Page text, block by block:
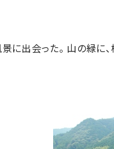
出会った。 山の緑に